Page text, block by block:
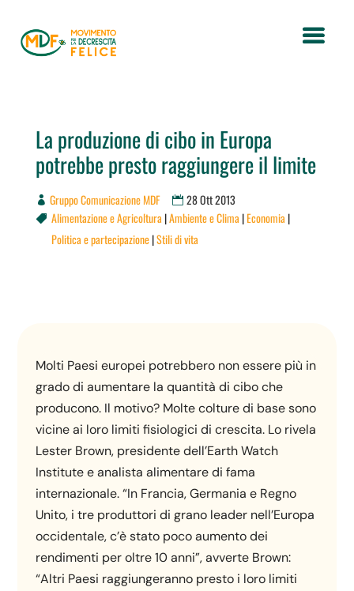
La produzione di cibo in Europa
potrebbe presto raggiungere il limite
Gruppo Comunicazione MDF 28 Ott 2013
 Alimentazione e Agricoltura |Ambiente e Clima |Economia |
Politica e partecipazione|Stili di vita
Molti Paesi europei potrebbero non essere più in
grado di aumentare la quantità di cibo che
producono. Il motivo? Molte colture di base sono
vicine ai loro limiti fisiologici di crescita. Lo rivela
Lester Brown, presidente dell’Earth Watch
Institute e analista alimentare di fama
internazionale. “In Francia, Germania e Regno
Unito, i tre produttori di grano leader nell’Europa
occidentale, c’è stato poco aumento dei
rendimenti per oltre 10 anni”, avverte Brown:
“Altri Paesi raggiungeranno presto i loro limiti